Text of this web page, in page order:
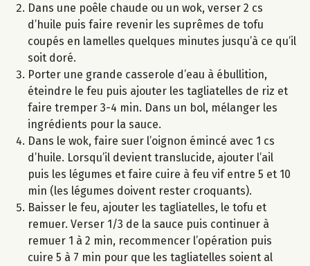
Dans une poêle chaude ou un wok, verser 2 cs
d’huile puis faire revenir les suprêmes de tofu
coupés en lamelles quelques minutes jusqu’à ce qu’il
soit doré.
Porter une grande casserole d’eau à ébullition,
éteindre le feu puis ajouter les tagliatelles de riz et
faire tremper 3-4 min. Dans un bol, mélanger les
ingrédients pour la sauce.
Dans le wok, faire suer l’oignon émincé avec 1 cs
d’huile. Lorsqu’il devient translucide, ajouter l’ail
puis les légumes et faire cuire à feu vif entre 5 et 10
min (les légumes doivent rester croquants).
Baisser le feu, ajouter les tagliatelles, le tofu et
remuer. Verser 1/3 de la sauce puis continuer à
remuer 1 à 2 min, recommencer l’opération puis
cuire 5 à 7 min pour que les tagliatelles soient al